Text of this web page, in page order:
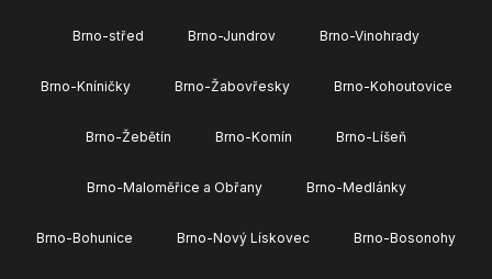
Brno-střed Brno-Jundrov Brno-Vinohrady
Brno-Kníničky Brno-Žabovřesky Brno-Kohoutovice
Brno-Žebětín Brno-Komín Brno-Líšeň
Brno-Maloměřice a Obřany Brno-Medlánky
Brno-Bohunice Brno-Nový Lískovec Brno-Bosonohy